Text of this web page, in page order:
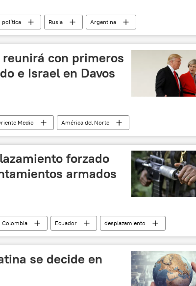
política Rusia
Argentina
noticias
reunirá con primeros
e Israel en Davos
Medio
América del Norte
Suiza Theresa May
Donald Trump
forzado
armados
Colombia Ecuador
desplazamiento
se decide en